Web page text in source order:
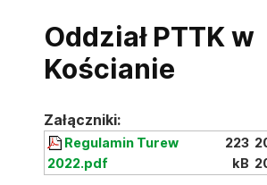
Oddział PTTK w
Kościanie
Załączniki:
Regulamin Turew
2022.pdf
223
kB